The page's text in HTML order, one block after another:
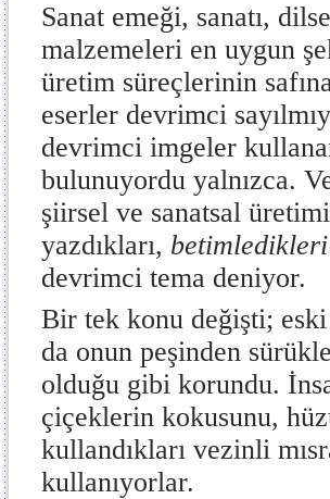
Sanat emeği, sanatı,
malzemeleri en uygun
üretim süreçlerinin
eserler devrimci
devrimci imgeler
bulunuyordu yalnızca.
şiirsel ve sanatsal
yazdıkları, betimledikleri
devrimci tema deniyor.
Bir tek konu değişti; eski
da onun peşinden
olduğu gibi korundu.
çiçeklerin kokusunu,
kullandıkları vezinli
kullanıyorlar.